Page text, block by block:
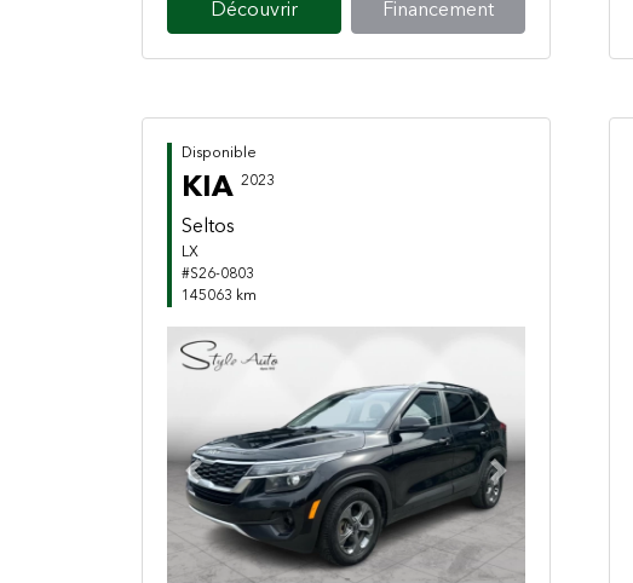
Découvrir Financement
Disponible
KIA 2023
Seltos
LX
#S26-0803
145063 km
Previous Next